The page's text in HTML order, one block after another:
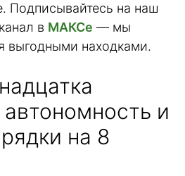
Подписывайтесь на наш
в МАКСе — мы
выгодными находками.
и
на 8